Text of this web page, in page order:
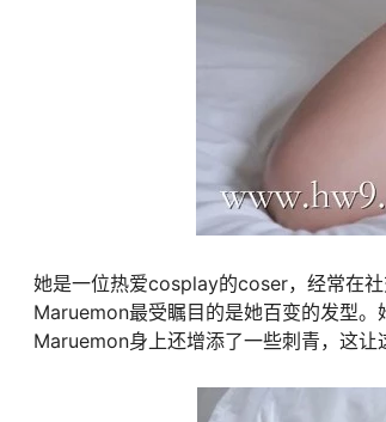
她是一位热爱cosplay的coser，经常在
Maruemon最受瞩目的是她百变的发型。
Maruemon身上还增添了一些刺青，这让